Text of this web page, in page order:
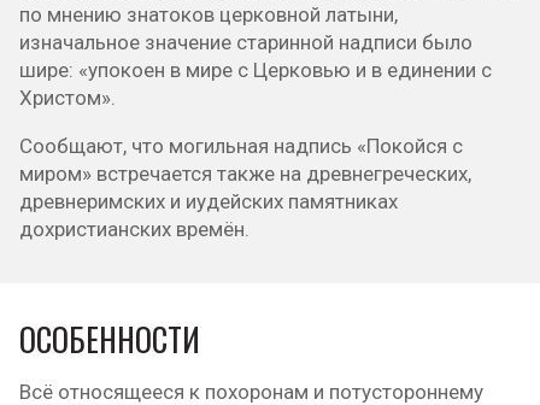
по мнению знатоков церковной латыни,
изначальное значение старинной надписи было
шире: «упокоен в мире с Церковью и в единении с
Христом».
Сообщают, что могильная надпись «Покойся с
миром» встречается также на древнегреческих,
древнеримских и иудейских памятниках
дохристианских времён.
ОСОБЕННОСТИ
Всё относящееся к похоронам и потустороннему